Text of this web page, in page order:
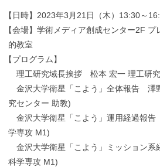
【 日時】2023年3月21日（木）13:30～
【会場】学術メディア創成センター2F プ
的教室
【プログラム】
理工研究域長挨拶 松本 宏一 理工研
金沢大学衛星「こよう」全体報告 澤
究センター 助教)
金沢大学衛星「こよう」運用経過報
学専攻 M1)
金沢大学衛星「こよう」ミッション
科学専攻 M1)